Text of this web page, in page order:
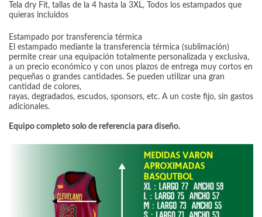
Tela dry Fit, tallas de la 4 hasta la 3XL, Todos los estampados que
quieras incluidos
Estampado por transferencia térmica
El estampado mediante la transferencia térmica (sublimación)
permite crear una equipación totalmente personalizada y exclusiva,
a un precio económico y con unos plazos de entrega muy cortos en
pequeñas o grandes cantidades. Se pueden utilizar una gran
cantidad de colores,
rayas, degradados, escudos, sponsors, etc. A un coste fijo, sin gastos
adicionales.
Equipo completo solo de referencia para diseño.